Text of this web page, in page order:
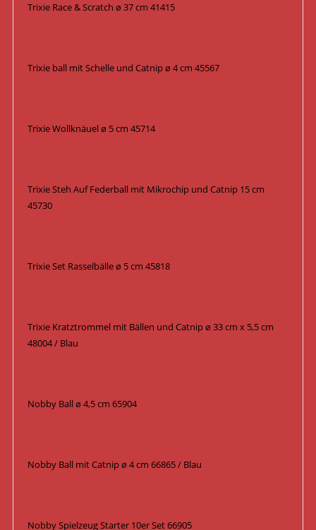
Trixie Race & Scratch ø 37 cm 41415
Trixie ball mit Schelle und Catnip ø 4 cm 45567
Trixie Wollknäuel ø 5 cm 45714
Trixie Steh Auf Federball mit Mikrochip und Catnip 15 cm
45730
Trixie Set Rasselbälle ø 5 cm 45818
Trixie Kratztrommel mit Bällen und Catnip ø 33 cm x 5,5 cm
48004 / Blau
Nobby Ball ø 4,5 cm 65904
Nobby Ball mit Catnip ø 4 cm 66865 / Blau
Nobby Spielzeug Starter 10er Set 66905